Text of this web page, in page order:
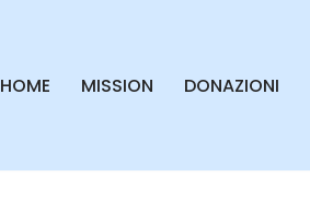
HOME MISSION DONAZIONI